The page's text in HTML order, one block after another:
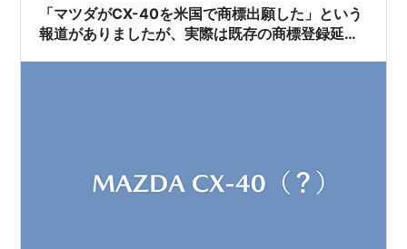
「マツダがCX-40を米国で商標出願した」という
報道がありましたが、実際は既存の商標登録延長